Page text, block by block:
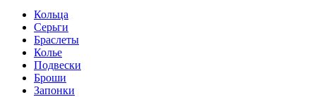
Кольца
Серьги
Браслеты
Колье
Подвески
Броши
Запонки